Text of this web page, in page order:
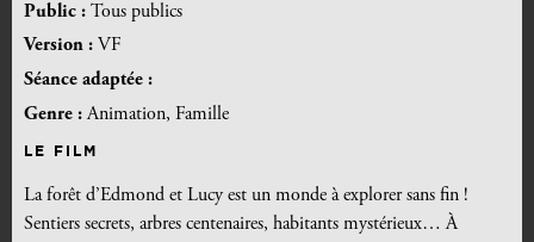
Public : Tous publics
Version : VF
Séance adaptée :
Genre :Animation, Famille
LE FILM
La forêt d’Edmond et Lucy est un monde à explorer sans fin !
Sentiers secrets, arbres centenaires, habitants mystérieux… À